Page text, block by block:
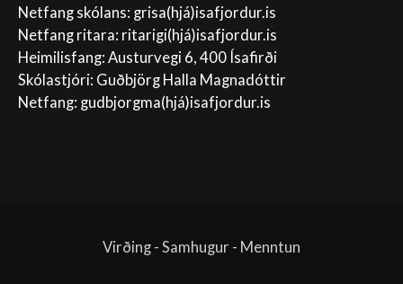
Netfang skólans: grisa(hjá)isafjordur.is
Netfang ritara: ritarigi(hjá)isafjordur.is
Heimilisfang: Austurvegi 6, 400 Ísafirði
Skólastjóri: Guðbjörg Halla Magnadóttir
Netfang: gudbjorgma(hjá)isafjordur.is
Virðing - Samhugur - Menntun